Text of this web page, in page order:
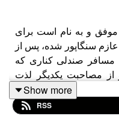
و به نام است برای
سنگاپور شده، پس از
مسافر صندلی کناری که
از مصاحبت یکدیگر لذت
توجهی به او میدهد که در
ادامه سبب میشود ...!!؟
Show more
RSS